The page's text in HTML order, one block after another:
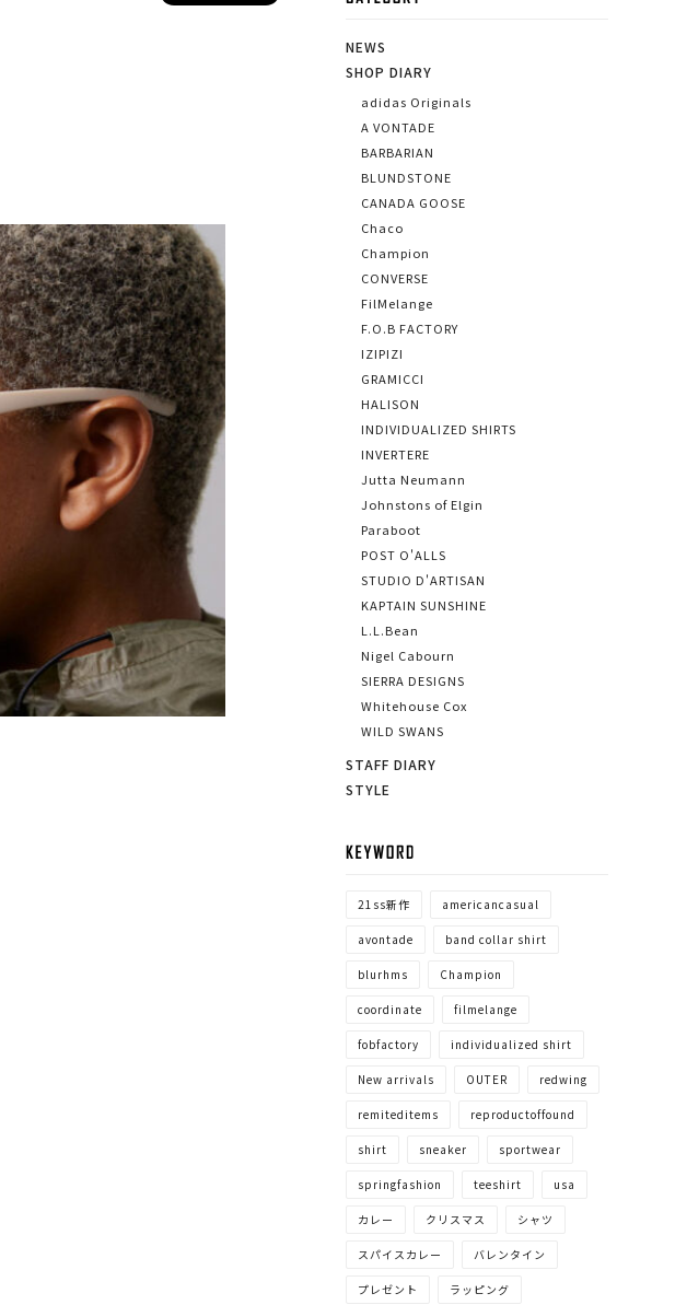
NEWS
SHOP DIARY
adidas Originals
A VONTADE
BARBARIAN
BLUNDSTONE
CANADA GOOSE
Chaco
Champion
CONVERSE
FilMelange
F.O.B FACTORY
IZIPIZI
GRAMICCI
HALISON
INDIVIDUALIZED SHIRTS
INVERTERE
Jutta Neumann
Johnstons of Elgin
Paraboot
POST O'ALLS
STUDIO D'ARTISAN
KAPTAIN SUNSHINE
L.L.Bean
Nigel Cabourn
SIERRA DESIGNS
Whitehouse Cox
WILD SWANS
STAFF DIARY
STYLE
21ss新作 americancasual
avontade band collar shirt
blurhms Champion
coordinate filmelange
fobfactory individualized shirt
New arrivals OUTER redwing
remiteditems reproductoffound
shirt sneaker sportwear
springfashion teeshirt usa
カレー クリスマス シャツ
スパイスカレー バレンタイン
プレゼント ラッピング